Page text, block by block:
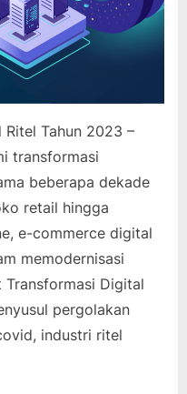
Tahun 2023 –
transformasi
beberapa dekade
retail hingga
e-commerce digital
memodernisasi
Digital
pergolakan
industri ritel